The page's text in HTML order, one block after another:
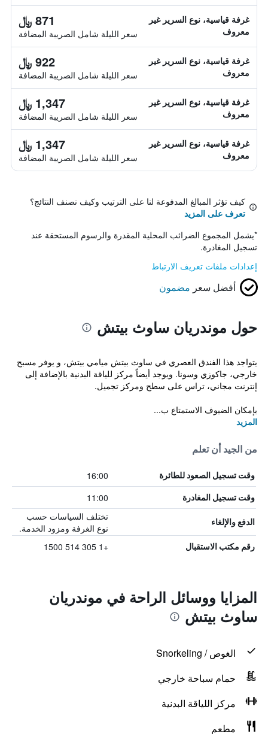
غرفة قياسية، نوع السرير غير
معروف
871 ﷼
سعر الليلة شامل الصريبة المضافة
غرفة قياسية، نوع السرير غير
معروف
922 ﷼
سعر الليلة شامل الصريبة المضافة
غرفة قياسية، نوع السرير غير
معروف
1,347 ﷼
سعر الليلة شامل الصريبة المضافة
غرفة قياسية، نوع السرير غير
معروف
1,347 ﷼
سعر الليلة شامل الصريبة المضافة
كيف تؤثر المبالغ المدفوعة لنا على الترتيب وكيف نصنف النتائج؟
تعرف على المزيد
*يشمل المجموع الضرائب المحلية المقدرة والرسوم المستحقة عند
تسجيل المغادرة.
إعدادات ملفات تعريف الارتباط
أفضل سعر مضمون
حول موندريان ساوث بيتش
يتواجد هذا الفندق العصري في ساوث بيتش ميامي بيتش، و يوفر مسبح
خارجي، جاكوزي وسونا. ويوجد أيضاً مركز للياقة البدنية بالإضافة إلى
إنترنت مجاني، تراس على سطح ومركز تجميل.
بإمكان الضيوف الاستمتاع ب...
المزيد
من الجيد أن تعلم
وقت تسجيل الصعود للطائرة 16:00
وقت تسجيل المغادرة 11:00
الدفع والإلغاء
تختلف السياسات حسب
نوع الغرفة ومزود الخدمة.
رقم مكتب الاستقبال +1 305 514 1500
المزايا ووسائل الراحة في موندريان
ساوث بيتش
الغوص / Snorkeling
حمام سباحة خارجي
مركز اللياقة البدنية
مطعم